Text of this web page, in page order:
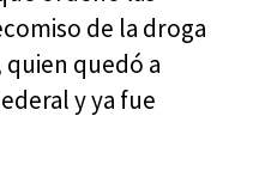
de la droga
quedó a
y ya fue